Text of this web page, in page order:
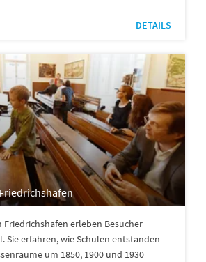
DETAILS
Friedrichshafen erleben Besucher
Sie erfahren, wie Schulen entstanden
um 1850, 1900 und 1930